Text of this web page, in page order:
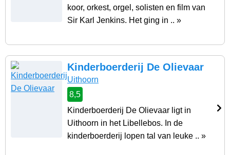
koor, orkest, orgel, solisten en film van
Sir Karl Jenkins. Het ging in .. »
Kinderboerderij De Olievaar
Uithoorn
8,5
Kinderboerderij De Olievaar ligt in
Uithoorn in het Libellebos. In de
kinderboerderij lopen tal van leuke .. »